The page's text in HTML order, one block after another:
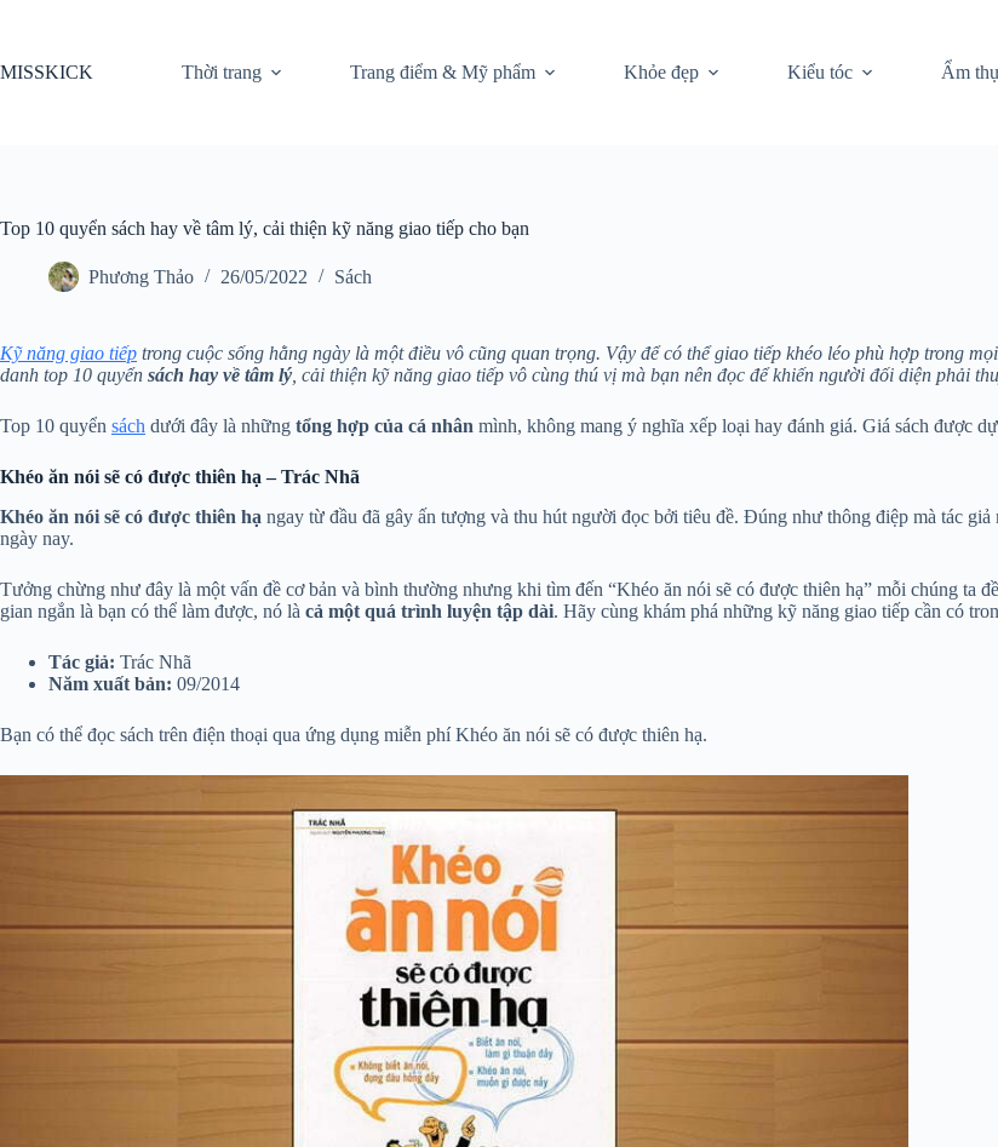
nội
MISSKICK Thời trang Trang điểm & Mỹ phẩm Khỏe đẹp Kiểu tóc Ẩm
Top 10 quyển sách hay về tâm lý, cải thiện kỹ năng giao tiếp cho bạn
Phương Thảo 26/05/2022 Sách
Kỹ năng giao tiếp trong cuộc sống hằng ngày là một điều vô cũng quan trọng. Vậy để có thể giao tiếp khéo léo phù hợp trong
danh top 10 quyển sách hay về tâm lý , cải thiện kỹ năng giao tiếp vô cùng thú vị mà bạn nên đọc để khiến người đối diện phải
Top 10 quyển sách dưới đây là những tổng hợp của cá nhân mình, không mang ý nghĩa xếp loại hay đánh giá. Giá sách được
Khéo ăn nói sẽ có được thiên hạ – Trác Nhã
Khéo ăn nói sẽ có được thiên hạ ngay từ đầu đã gây ấn tượng và thu hút người đọc bởi tiêu đề. Đúng như thông điệp mà tác
ngày nay.
Tưởng chừng như đây là một vấn đề cơ bản và bình thường nhưng khi tìm đến “Khéo ăn nói sẽ có được thiên hạ” mỗi chúng ta
gian ngắn là bạn có thể làm được, nó là cả một quá trình luyện tập dài. Hãy cùng khám phá những kỹ năng giao tiếp cần có
Tác giả: Trác Nhã
Năm xuất bản: 09/2014
Bạn có thể đọc sách trên điện thoại qua ứng dụng miễn phí Khéo ăn nói sẽ có được thiên hạ.